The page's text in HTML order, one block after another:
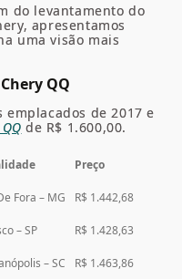
do levantamento do
apresentamos
uma visão mais
QQ
emplacados de 2017 e
de R$ 1.600,00.
Preço
Fora – MG
R$ 1.442,68
– SP
R$ 1.428,63
– SC
R$ 1.463,86